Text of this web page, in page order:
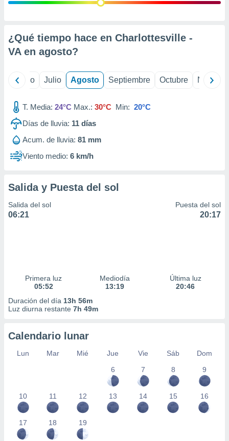
e
mediante
de
1199
¿Qué tiempo hace en Charlottesville -
VA en agosto?
Junio Julio Agosto Septiembre Octubre
T. Media: 24°C Max.: 30°C Min: 20°C
Días de lluvia: 11 días
Acum. de lluvia: 81 mm
Viento medio: 6 km/h
Salida y Puesta del sol
Salida del sol
06:21
Puesta del sol
20:17
Primera luz
05:52
Mediodía
13:19
Última luz
20:46
Duración del día 13h 56m
Luz diurna restante 7h 49m
Calendario lunar
Lun Mar Mié Jue Vie Sáb
Dom
6
7 8 9
10 11 12 13 14 15 16
17 18 19